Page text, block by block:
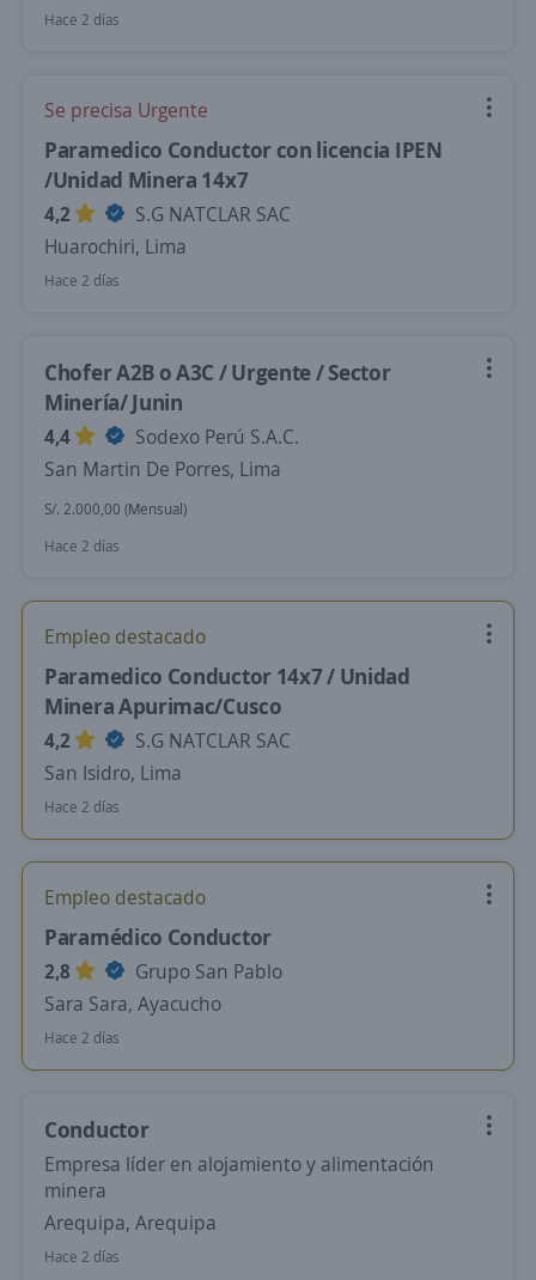
Hace 2 días
Se precisa Urgente
Paramedico Conductor con licencia IPEN
/Unidad Minera 14x7
4,2
S.G NATCLAR SAC
Huarochiri, Lima
Hace 2 días
Chofer A2B o A3C / Urgente / Sector
Minería/ Junin
4,4
Sodexo Perú S.A.C.
San Martin De Porres, Lima
S/. 2.000,00 (Mensual)
Hace 2 días
Empleo destacado
Paramedico Conductor 14x7 / Unidad
Minera Apurimac/Cusco
4,2
S.G NATCLAR SAC
San Isidro, Lima
Hace 2 días
Empleo destacado
Paramédico Conductor
2,8
Grupo San Pablo
Sara Sara, Ayacucho
Hace 2 días
Conductor
Empresa líder en alojamiento y alimentación
minera
Arequipa, Arequipa
Hace 2 días